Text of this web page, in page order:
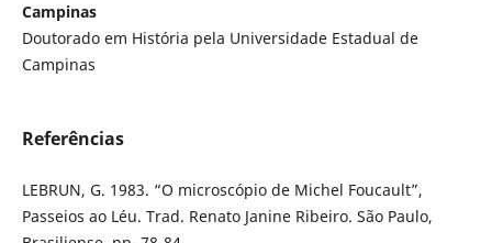
Campinas
Doutorado em História pela Universidade Estadual de
Campinas
Referências
LEBRUN, G. 1983. “O microscópio de Michel Foucault”,
Passeios ao Léu. Trad. Renato Janine Ribeiro. São Paulo,